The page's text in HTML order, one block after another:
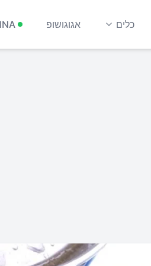
כלים אגוגושופ